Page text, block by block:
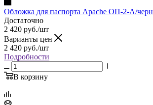
Обложка для паспорта Apache ОП-2-А/черн
Достаточно
2 420 руб./шт
Варианты цен
2 420 руб./шт
Подробности
В корзину